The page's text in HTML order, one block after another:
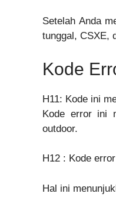
Setelah Anda
tunggal, CSXE,
Kode
H11: Kode ini
Kode error ini
outdoor.
H12 : Kode
Hal ini